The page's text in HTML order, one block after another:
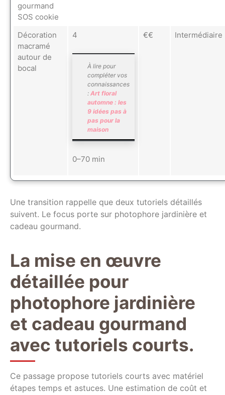
gourmand
SOS cookie
Décoration
macramé
autour de
bocal
4
À lire pour
compléter vos
connaissances
: Art floral
automne : les
9 idées pas à
pas pour la
maison
0–70 min
€€ Intermédiaire
Une transition rappelle que deux tutoriels détaillés
suivent. Le focus porte sur photophore jardinière et
cadeau gourmand.
La mise en œuvre
détaillée pour
photophore jardinière
et cadeau gourmand
avec tutoriels courts.
Ce passage propose tutoriels courts avec matériel
étapes temps et astuces. Une estimation de coût et